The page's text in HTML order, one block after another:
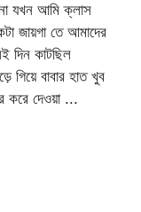
যখন আমি ক্লাস
জায়গা তে আমাদের
দিন কাটছিল
বাবার হাত খুব
করে দেওয়া ...